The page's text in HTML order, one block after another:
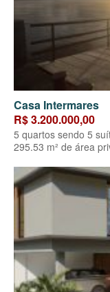
Casa Intermares
R$ 3.200.000,00
5 quartos sendo 5
295.53 m² de área